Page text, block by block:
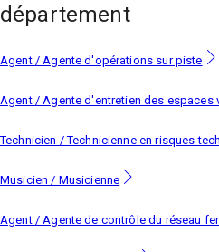
département
Agent / Agente d'opérations sur piste
Agent / Agente d'entretien des espaces
Technicien / Technicienne en risques
Musicien / Musicienne
Agent / Agente de contrôle du réseau